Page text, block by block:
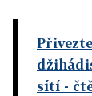
sítí -